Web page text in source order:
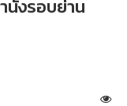
นั่งรอบย่าน